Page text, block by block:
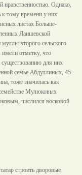
нравственностью. Однако,
к тому времени у них
листах Больше-
Лаишевской
второго сельского
имели отметку, что
для них
семье Абдуллиных, 45-
тоже значилась как
Мулюковых
числился восковой
строить дворовые